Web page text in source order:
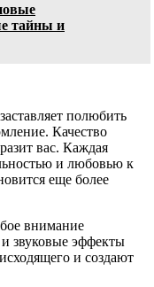
тайны и
полюбить
Качество
вас. Каждая
и любовью к
еще более
внимание
звуковые эффекты
и создают